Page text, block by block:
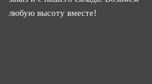
любую высоту вместе!